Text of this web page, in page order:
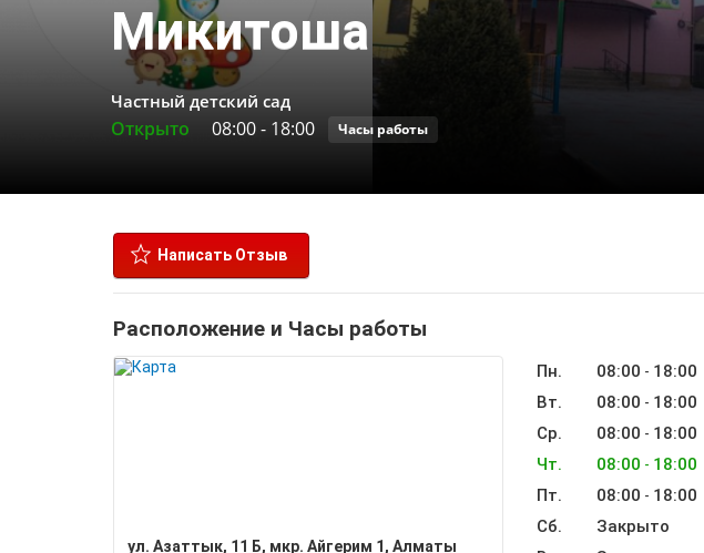
Микитоша
Частный детский сад
Открыто 08:00- 18:00 Часы работы
Написать Отзыв
Расположение и Часы работы
ул. ​Азаттык, 11 Б, мкр. Айгерим 1, Алматы
Пн. 08:00 - 18:00
Вт.
08:00 - 18:00
Ср.
08:00 - 18:00
Чт.
08:00 - 18:00
Пт.
08:00 - 18:00
Сб.
Закрыто